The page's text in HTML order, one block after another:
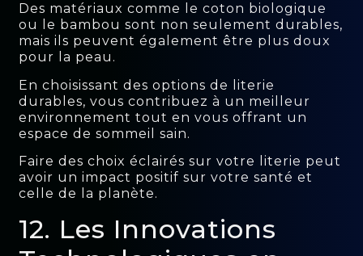
Des matériaux comme le coton biologique
ou le bambou sont non seulement durables,
mais ils peuvent également être plus doux
pour la peau.
En choisissant des options de literie
durables, vous contribuez à un meilleur
environnement tout en vous offrant un
espace de sommeil sain.
Faire des choix éclairés sur votre literie peut
avoir un impact positif sur votre santé et
celle de la planète.
12. Les Innovations